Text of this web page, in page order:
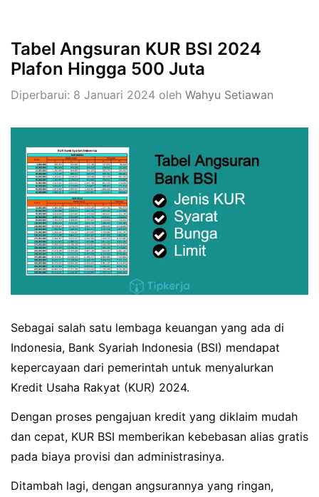
Tabel Angsuran KUR BSI 2024
Plafon Hingga 500 Juta
Diperbarui: 8 Januari 2024 oleh Wahyu Setiawan
Sebagai salah satu lembaga keuangan yang ada di
Indonesia, Bank Syariah Indonesia (BSI) mendapat
kepercayaan dari pemerintah untuk menyalurkan
Kredit Usaha Rakyat (KUR) 2024.
Dengan proses pengajuan kredit yang diklaim mudah
dan cepat, KUR BSI memberikan kebebasan alias gratis
pada biaya provisi dan administrasinya.
Ditambah lagi, dengan angsurannya yang ringan,